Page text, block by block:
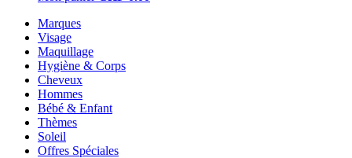
Marques
Visage
Maquillage
Hygiène & Corps
Cheveux
Hommes
Bébé & Enfant
Thèmes
Soleil
Offres Spéciales